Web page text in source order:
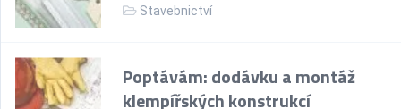
Stavebnictví
Poptávám: dodávku a montáž
klempířských konstrukcí